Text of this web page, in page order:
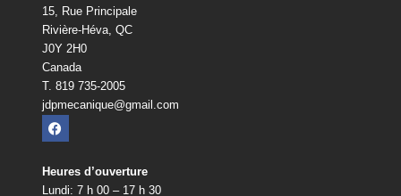
15, Rue Principale
Rivière-Héva, QC
J0Y 2H0
Canada
T. 819 735-2005
jdpmecanique@gmail.com
Heures d’ouverture
Lundi: 7 h 00 – 17 h 30